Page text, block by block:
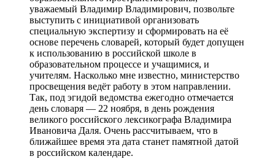
уважаемый Владимир Владимирович, позвольте
выступить с инициативой организовать
специальную экспертизу и сформировать на её
основе перечень словарей, который будет допущен
к использованию в российской школе в
образовательном процессе и учащимися, и
учителям. Насколько мне известно, министерство
просвещения ведёт работу в этом направлении.
Так, под эгидой ведомства ежегодно отмечается
день словаря — 22 ноября, в день рождения
великого российского лексикографа Владимира
Ивановича Даля. Очень рассчитываем, что в
ближайшее время эта дата станет памятной датой
в российском календаре.